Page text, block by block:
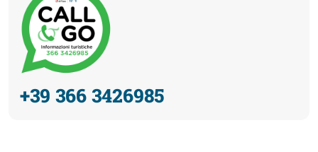
+39 366 3426985